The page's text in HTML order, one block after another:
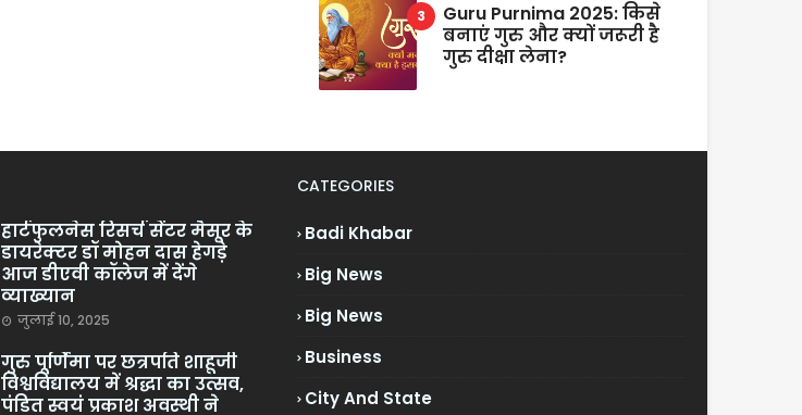
Guru Purnima 2025: किसे
बनाएं गुरु और क्यों जरूरी है
गुरु दीक्षा लेना?
हार्टफुलनेस रिसर्च सेंटर मैसूर के
डायरेक्टर डॉ मोहन दास हेगड़े
आज डीएवी कॉलेज में देंगे
व्याख्यान
जुलाई 10, 2025
गुरु पूर्णिमा पर छत्रपति शाहूजी
विश्वविद्यालय में श्रद्धा का उत्सव,
पंडित स्वयं प्रकाश अवस्थी ने
CATEGORIES
Badi Khabar
Big News
Big News
Business
City And State